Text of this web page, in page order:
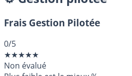
Frais Gestion Pilotée
0/5
★★★★★
Non évalué